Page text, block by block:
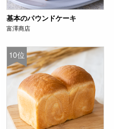
基本のパウンドケーキ
富澤商店
10位